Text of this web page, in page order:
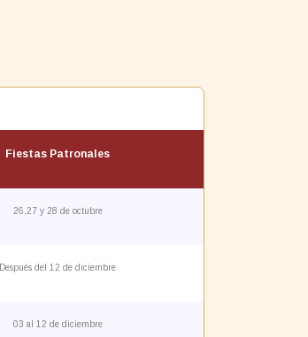
Fiestas Patronales
26,27 y 28 de octubre
Después del 12 de diciembre
03 al 12 de diciembre